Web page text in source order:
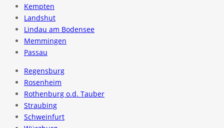
Kempten
Landshut
Lindau am Bodensee
Memmingen
Passau
Regensburg
Rosenheim
Rothenburg o.d. Tauber
Straubing
Schweinfurt